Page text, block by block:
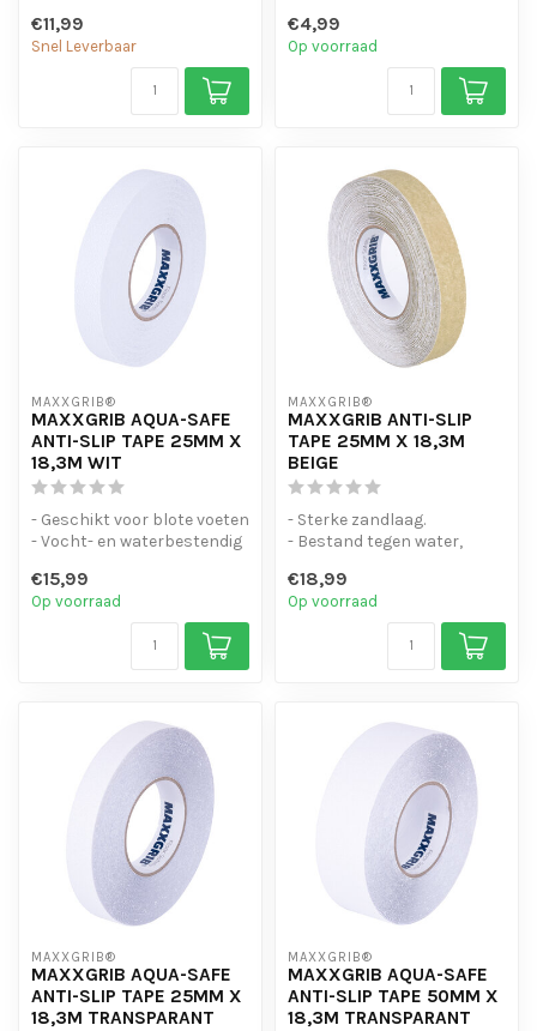
- Is eenvo...
€11,99
Snel Leverbaar
- Is eenvo...
€4,99
Op voorraad
MAXXGRIB®
MAXXGRIB AQUA-SAFE
ANTI-SLIP TAPE 25MM X
18,3M WIT
- Geschikt voor blote voeten
- Vocht- en waterbestendig
€15,99
Op voorraad
MAXXGRIB®
MAXXGRIB ANTI-SLIP
TAPE 25MM X 18,3M
BEIGE
- Sterke zandlaag.
- Bestand tegen water,
- Is eenvo...
€18,99
Op voorraad
MAXXGRIB®
MAXXGRIB AQUA-SAFE
ANTI-SLIP TAPE 25MM X
18,3M TRANSPARANT
MAXXGRIB®
MAXXGRIB AQUA-SAFE
ANTI-SLIP TAPE 50MM X
18,3M TRANSPARANT